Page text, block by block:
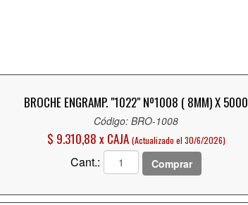
BROCHE ENGRAMP. "1022" Nº1008 ( 8MM) X 5000
Código: BRO-1008
$ 9.310,88 x CAJA (Actualizado el 30/6/2026)
Cant.: Comprar